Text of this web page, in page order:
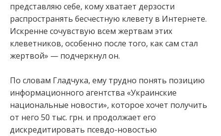
представляю себе, кому хватает дерзости
распространять бесчестную клевету в Интернете.
Искренне сочувствую всем жертвам этих
клеветников, особенно после того, как сам стал
жертвой» — подчеркнул он.
По словам Гладчука, ему трудно понять позицию
информационного агентства «Украинские
национальные новости», которое хочет получить
от него 50 тыс. грн. и продолжает его
дискредитировать псевдо-новостью